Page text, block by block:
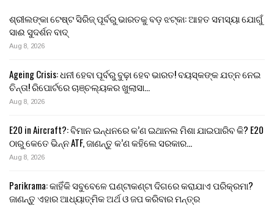
ଶ୍ରୀଲଙ୍କା ଟେଷ୍ଟ ସିରିଜ୍ ପୂର୍ବରୁ ଭାରତକୁ ବଡ଼ ଝଟ୍‌କା: ଆହତ ସମସ୍ୟା ଯୋଗୁଁ
ସାଈ ସୁଦର୍ଶନ ବାଦ୍
Aug 8, 2026
Ageing Crisis: ଧନୀ ହେବା ପୂର୍ବରୁ ବୁଢ଼ା ହେବ ଭାରତ! ବୟସ୍କଙ୍କ ଯତ୍ନ ନେଇ
ଚିନ୍ତା! ରିପୋର୍ଟରେ ଚାଞ୍ଚଲ୍ୟକର ଖୁଲାସା…
Aug 8, 2026
E20 in Aircraft?: ବିମାନ ଇନ୍ଧନରେ କ’ଣ ଇଥାନଲ ମିଶା ଯାଇପାରିବ କି? E20
ଠାରୁ କେତେ ଭିନ୍ନ ATF, ଜାଣନ୍ତୁ କ’ଣ କହିଲେ ସରକାର…
Aug 8, 2026
Parikrama: କାହିଁକି ସବୁବେଳେ ଘଣ୍ଟାକଣ୍ଟା ଦିଗରେ କରାଯାଏ ପରିକ୍ରମା?
ଜାଣନ୍ତୁ ଏହାର ଆଧ୍ୟାତ୍ମିକ ଅର୍ଥ ଓ ଜପ କରିବାର ମନ୍ତ୍ର